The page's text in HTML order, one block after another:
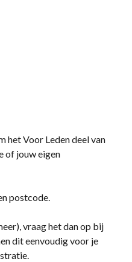
het Voor Leden deel van
of jouw eigen
postcode.
vraag het dan op bij
dit eenvoudig voor je